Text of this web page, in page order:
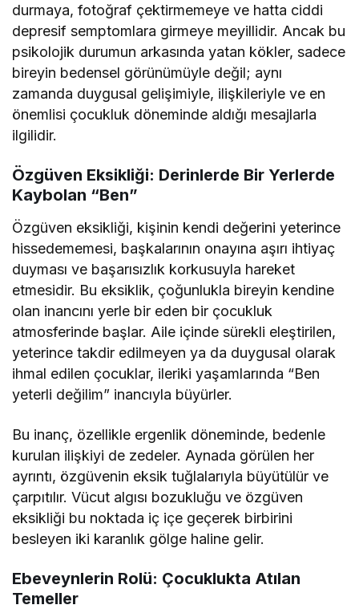
durmaya, fotoğraf çektirmemeye ve hatta ciddi
depresif semptomlara girmeye meyillidir. Ancak bu
psikolojik durumun arkasında yatan kökler, sadece
bireyin bedensel görünümüyle değil; aynı
zamanda duygusal gelişimiyle, ilişkileriyle ve en
önemlisi çocukluk döneminde aldığı mesajlarla
ilgilidir.
Özgüven Eksikliği: Derinlerde Bir Yerlerde
Kaybolan “Ben”
Özgüven eksikliği, kişinin kendi değerini yeterince
hissedememesi, başkalarının onayına aşırı ihtiyaç
duyması ve başarısızlık korkusuyla hareket
etmesidir. Bu eksiklik, çoğunlukla bireyin kendine
olan inancını yerle bir eden bir çocukluk
atmosferinde başlar. Aile içinde sürekli eleştirilen,
yeterince takdir edilmeyen ya da duygusal olarak
ihmal edilen çocuklar, ileriki yaşamlarında “Ben
yeterli değilim” inancıyla büyürler.
Bu inanç, özellikle ergenlik döneminde, bedenle
kurulan ilişkiyi de zedeler. Aynada görülen her
ayrıntı, özgüvenin eksik tuğlalarıyla büyütülür ve
çarpıtılır. Vücut algısı bozukluğu ve özgüven
eksikliği bu noktada iç içe geçerek birbirini
besleyen iki karanlık gölge haline gelir.
Ebeveynlerin Rolü: Çocuklukta Atılan
Temeller